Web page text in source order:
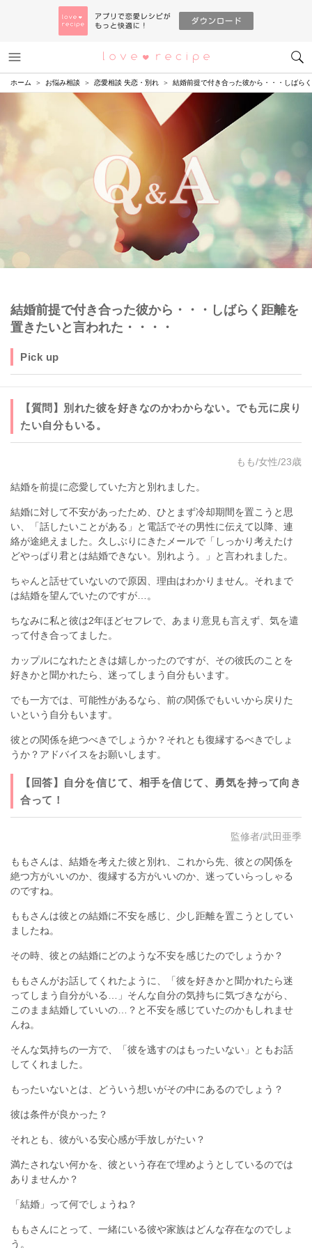
恋愛レシピ
ホーム お悩み相談 恋愛相談 失恋・別れ 結婚前提で付き合った彼から・・・しばら
結婚前提で付き合った彼から・・・しばらく距離を
置きたいと言われた・・・・
Pick up
【質問】別れた彼を好きなのかわからない。でも元に戻り
たい自分もいる。
もも/女性/23歳
結婚を前提に恋愛していた方と別れました。
結婚に対して不安があったため、ひとまず冷却期間を置こうと思
い、「話したいことがある」と電話でその男性に伝えて以降、連
絡が途絶えました。久しぶりにきたメールで「しっかり考えたけ
どやっぱり君とは結婚できない。別れよう。」と言われました。
ちゃんと話せていないので原因、理由はわかりません。それまで
は結婚を望んでいたのですが…。
ちなみに私と彼は2年ほどセフレで、あまり意見も言えず、気を遣
って付き合ってました。
カップルになれたときは嬉しかったのですが、その彼氏のことを
好きかと聞かれたら、迷ってしまう自分もいます。
でも一方では、可能性があるなら、前の関係でもいいから戻りた
いという自分もいます。
彼との関係を絶つべきでしょうか？それとも復縁するべきでしょ
うか？アドバイスをお願いします。
【回答】自分を信じて、相手を信じて、勇気を持って向き
合って！
監修者/武田亜季
ももさんは、結婚を考えた彼と別れ、これから先、彼との関係を
絶つ方がいいのか、復縁する方がいいのか、迷っていらっしゃる
のですね。
ももさんは彼との結婚に不安を感じ、少し距離を置こうとしてい
ましたね。
その時、彼との結婚にどのような不安を感じたのでしょうか？
ももさんがお話してくれたように、「彼を好きかと聞かれたら迷
ってしまう自分がいる…」そんな自分の気持ちに気づきながら、
このまま結婚していいの…？と不安を感じていたのかもしれませ
んね。
そんな気持ちの一方で、「彼を逃すのはもったいない」ともお話
してくれました。
もったいないとは、どういう想いがその中にあるのでしょう？
彼は条件が良かった？
それとも、彼がいる安心感が手放しがたい？
満たされない何かを、彼という存在で埋めようとしているのでは
ありませんか？
「結婚」って何でしょうね？
ももさんにとって、一緒にいる彼や家族はどんな存在なのでしょ
う。